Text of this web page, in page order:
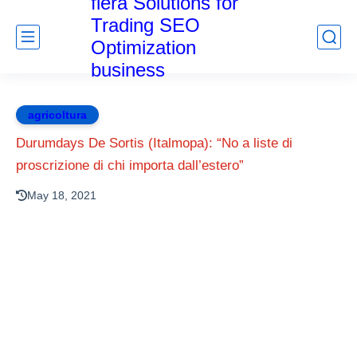
Trading SEO
Optimization
business
agricoltura
Durumdays De Sortis (Italmopa): “No a liste di
proscrizione di chi importa dall’estero”
May 18, 2021